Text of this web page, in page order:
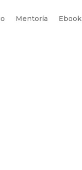
Mentoría Ebook